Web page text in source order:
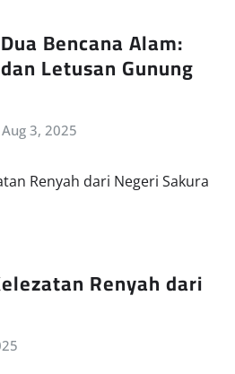
Bencana Alam:
Letusan Gunung
Aug 3, 2025
Renyah dari